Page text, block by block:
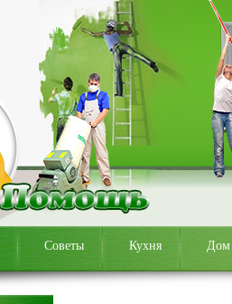
Советы Кухня Дом